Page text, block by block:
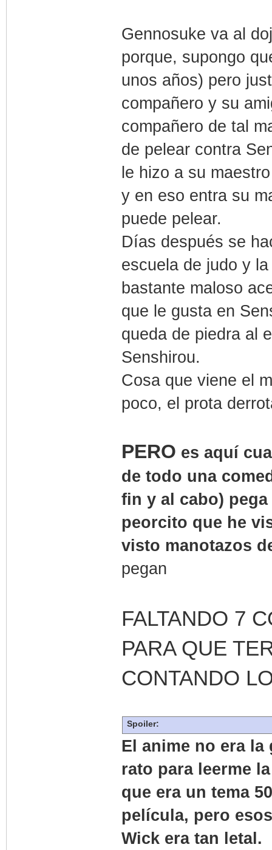
Gennosuke va al
porque, supongo
unos años) pero
compañero y su
compañero de tal
de pelear contra
le hizo a su
y en eso entra su
puede pelear.
Días después se
escuela de judo y
bastante maloso
que le gusta en
queda de piedra al
Senshirou.
Cosa que viene el
poco, el prota
PERO es aquí
de todo una
fin y al cabo)
peorcito que he
visto manotazos
pegan
FALTANDO 7
PARA QUE
CONTANDO
Spoiler:
El anime no era la
rato para leerme
que era un tema
película, pero
Wick era tan letal.